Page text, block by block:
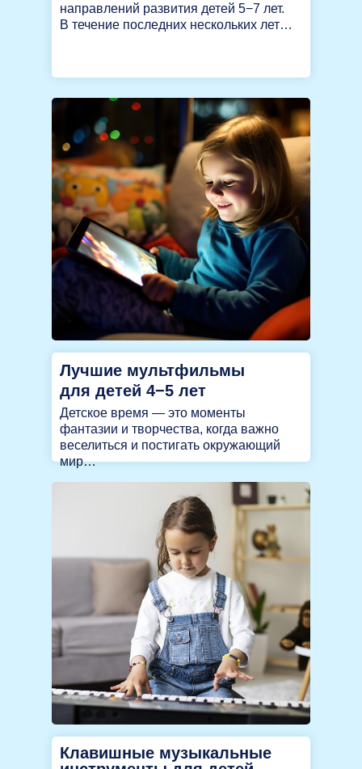
направлений развития детей 5−7 лет.
В течение последних нескольких лет…
Лучшие мультфильмы
для детей 4−5 лет
Детское время — это моменты
фантазии и творчества, когда важно
веселиться и постигать окружающий
мир…
Клавишные музыкальные